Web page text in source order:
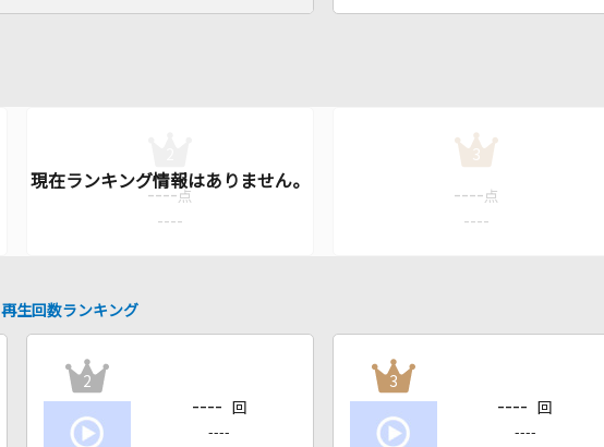
---- 点
----
3
---- 点
----
再生回数ランキング
2
---- 回
----
3
---- 回
----